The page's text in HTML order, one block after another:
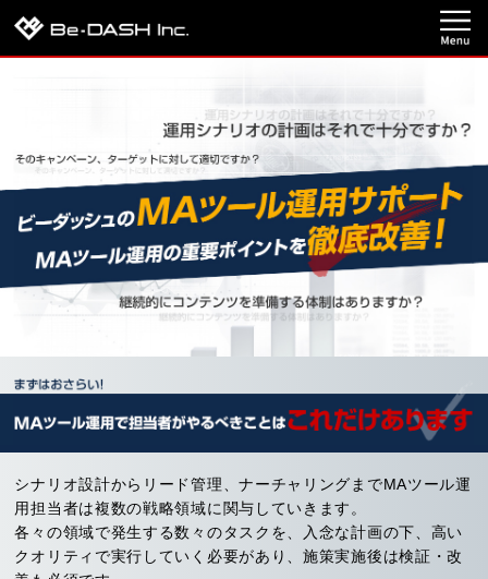
シナリオ設計からリード管理、ナーチャリングまでMAツール運
用担当者は複数の戦略領域に関与していきます。
各々の領域で発生する数々のタスクを、入念な計画の下、高い
クオリティで実行していく必要があり、施策実施後は検証・改